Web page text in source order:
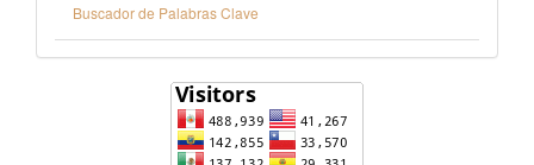
Buscador de Palabras Clave